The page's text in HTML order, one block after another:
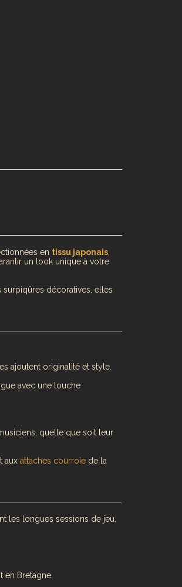
en tissu japonais,
un look unique à votre
surpiqûres décoratives, elles
ajoutent originalité et style.
avec une touche
quelle que soit leur
aux attaches courroie de la
les longues sessions de jeu.
en Bretagne.